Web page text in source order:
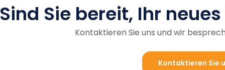
Sind Sie bereit, Ihr
Kontaktieren Sie uns und wir
Kontaktieren Sie